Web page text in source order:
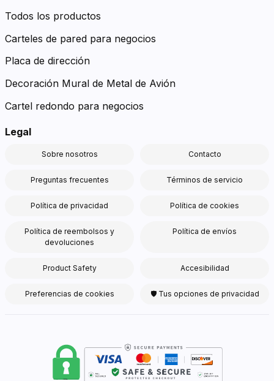
Todos los productos
Carteles de pared para negocios
Placa de dirección
Decoración Mural de Metal de Avión
Cartel redondo para negocios
Legal
Sobre nosotros Contacto
Preguntas frecuentes Términos de servicio
Política de privacidad Política de cookies
Política de reembolsos y
devoluciones
Política de envíos
Product Safety Accesibilidad
Preferencias de cookies 🛡 Tus opciones de privacidad